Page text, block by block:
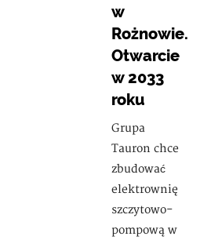
w
Rożnowie.
Otwarcie
w 2033
roku
Grupa
Tauron chce
zbudować
elektrownię
szczytowo-
pompową w